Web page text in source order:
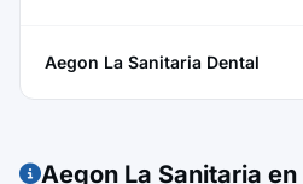
Aegon La Sanitaria Dental
Aegon La Sanitaria en